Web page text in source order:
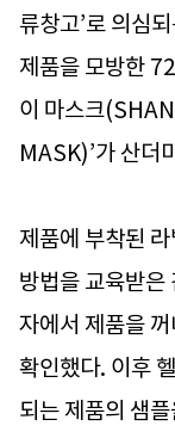
류창고’로 의심
제품을 모방한
이 마스크
MASK)’가 산더
제품에 부착된
방법을 교육받은
자에서 제품을
확인했다. 이후
되는 제품의 샘